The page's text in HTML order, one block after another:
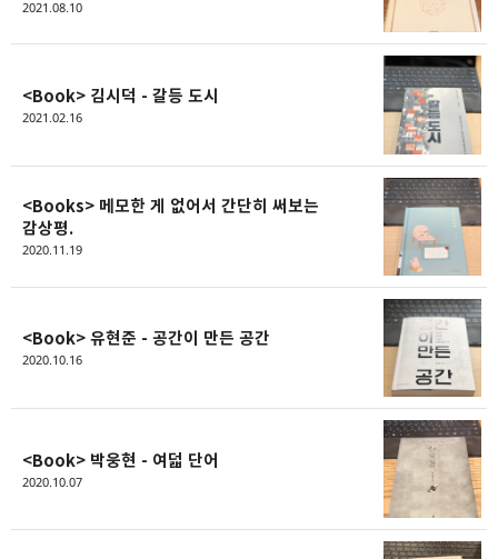
2021.08.10
<Book> 김시덕 - 갈등 도시
2021.02.16
<Books> 메모한 게 없어서 간단히 써보는
감상평.
2020.11.19
<Book> 유현준 - 공간이 만든 공간
2020.10.16
<Book> 박웅현 - 여덟 단어
2020.10.07